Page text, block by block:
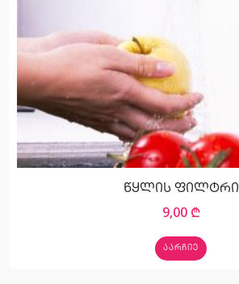
წყლის ფილტრი
9,00 ₾
ᲐᲐᲠᲩᲘᲔ